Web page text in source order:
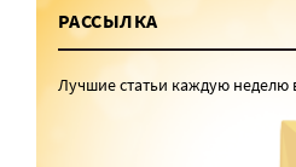
РАССЫЛКА
Лучшие статьи каждую